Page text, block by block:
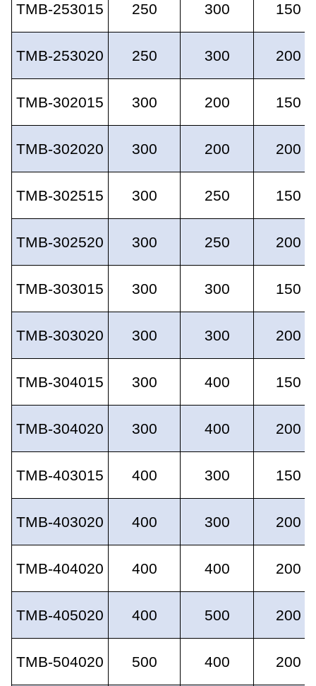
TMB-253015 250 300 150
TMB-253020 250 300 200
TMB-302015 300 200 150
TMB-302020 300 200 200
TMB-302515 300 250 150
TMB-302520 300 250 200
TMB-303015 300 300 150
TMB-303020 300 300 200
TMB-304015 300 400 150
TMB-304020 300 400 200
TMB-403015 400 300 150
TMB-403020 400 300 200
TMB-404020 400 400 200
TMB-405020 400 500 200
TMB-504020 500 400 200